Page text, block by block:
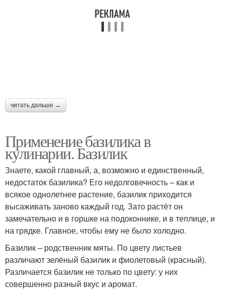
Рецепты с базиликом
читать дальше →
Применение базилика в
кулинарии. Базилик
Знаете, какой главный, а, возможно и единственный,
недостаток базилика? Его недолговечность – как и
всякое однолетнее растение, базилик приходится
высаживать заново каждый год. Зато растёт он
замечательно и в горшке на подоконнике, и в теплице, и
на грядке. Главное, чтобы ему не было холодно.
Базилик – родственник мяты. По цвету листьев
различают зелёный базилик и фиолетовый (красный).
Различается базилик не только по цвету: у них
совершенно разный вкус и аромат.